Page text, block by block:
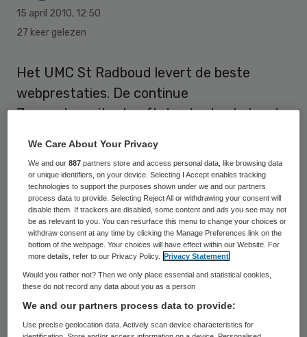
15 april 2010, 12:50
27 keer gelezen
Het UMC St Radboud levert de beste
webprestaties. De continue
Zorgwebmonitor heeft donderdag bekend
ranglijst aanvoert. Het Albert Schweitzer
Ziekenhuis, dat in november de ranglijst
aanvoerde, staat nu op de tweede plek. Het
Sint Franciscus Gasthuis staat op de derde
positie.
Top-10 zorgwebsites
We Care About Your Privacy
We and our887 partners store and access personal data, like browsing data
or unique identifiers, on your device. Selecting I Accept enables tracking
technologies to support the purposes shown under we and our partners
process data to provide. Selecting Reject All or withdrawing your consent will
disable them. If trackers are disabled, some content and ads you see may not
be as relevant to you. You can resurface this menu to change your choices or
withdraw consent at any time by clicking the Manage Preferences link on the
bottom of the webpage. Your choices will have effect within our Website. For
more details, refer to our Privacy Policy.
Privacy Statement
Would you rather not? Then we only place essential and statistical cookies,
these do not record any data about you as a person
We and our partners process data to provide:
Use precise geolocation data. Actively scan device characteristics for